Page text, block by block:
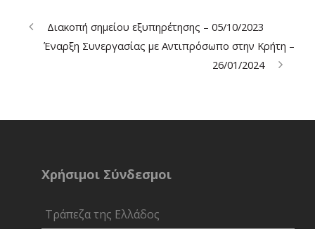
Διακοπή σημείου εξυπηρέτησης – 05/10/2023
Έναρξη Συνεργασίας με Αντιπρόσωπο στην Κρήτη –
26/01/2024
Χρήσιμοι Σύνδεσμοι
Τράπεζα της Ελλάδος